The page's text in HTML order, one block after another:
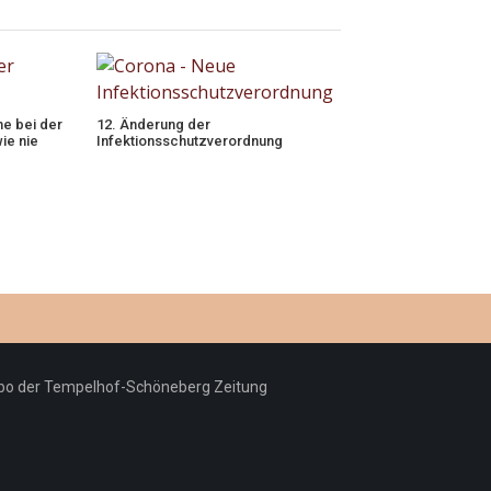
bei der
nie
12. Änderung der
Infektionsschutzverordnung